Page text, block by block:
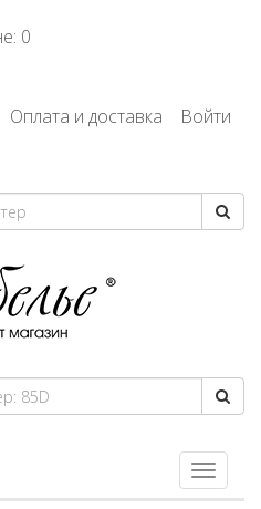
0
Оплата и доставка Войти
Toggle
navigation